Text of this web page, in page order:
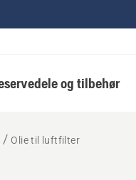
og tilbehør
Olie til luftfilter